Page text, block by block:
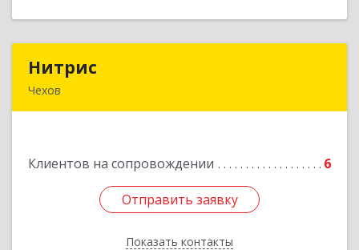
Нитрис
Чехов
Клиентов на сопровождении 6
Отправить заявку
Показать контакты
Подробнее
Отправить заявку
Назад